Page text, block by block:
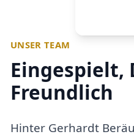
UNSER TEAM
Eingespielt,
Freundlich
Hinter Gerhardt